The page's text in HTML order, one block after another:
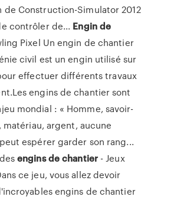
Construction-Simulator 2012
contrôler de... Enginde
Pixel Un engin de chantier
civil est un engin utilisé sur
effectuer différents travaux
engins de chantier sont
mondial : « Homme, savoir-
argent, aucune
espérer garder son rang...
engins dechantier- Jeux
ce jeu, vous allez devoir
engins de chantier